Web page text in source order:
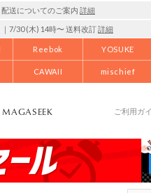
送についてのご案内 詳細
｜7/30 (木) 14時〜 送料改訂詳細
Reebok YOSUKE
CAWAII mischief
MAGASEEK ご利用ガ